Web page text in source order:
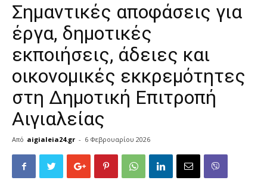
Σημαντικές αποφάσεις για
έργα, δημοτικές
εκποιήσεις, άδειες και
οικονομικές εκκρεμότητες
στη Δημοτική Επιτροπή
Αιγιαλείας
Από aigialeia24.gr - 6 Φεβρουαρίου 2026